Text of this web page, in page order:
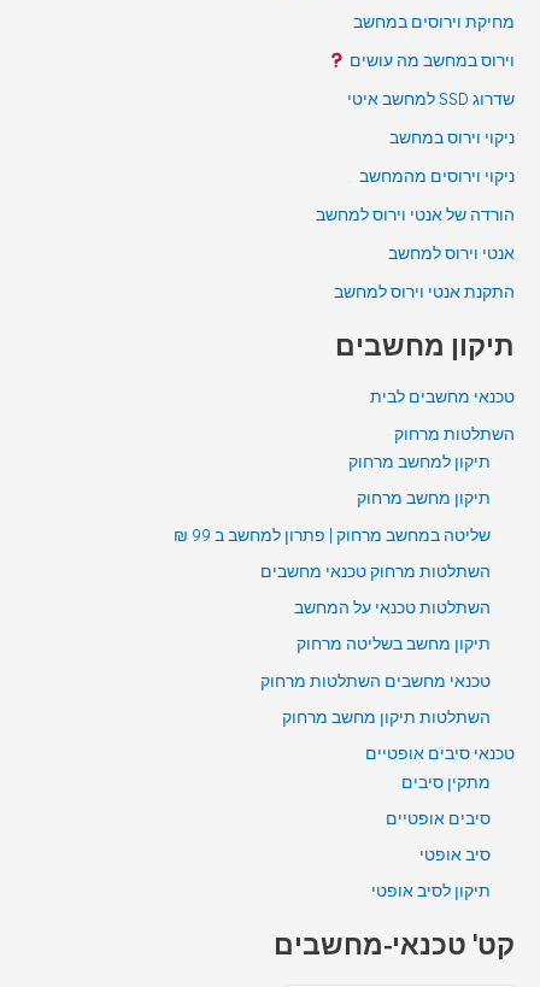
מחיקת וירוסים במחשב
וירוס במחשב מה עושים
שדרוג SSD למחשב איטי
ניקוי וירוס במחשב
ניקוי וירוסים מהמחשב
הורדה של אנטי וירוס למחשב
אנטי וירוס למחשב
התקנת אנטי וירוס למחשב
תיקון מחשבים
טכנאי מחשבים לבית
השתלטות מרחוק
תיקון למחשב מרחוק
תיקון מחשב מרחוק
שליטה במחשב מרחוק | פתרון למחשב ב 99 ₪
השתלטות מרחוק טכנאי מחשבים
השתלטות טכנאי על המחשב
תיקון מחשב בשליטה מרחוק
טכנאי מחשבים השתלטות מרחוק
השתלטות תיקון מחשב מרחוק
טכנאי סיבים אופטיים
מתקין סיבים
סיבים אופטיים
סיב אופטי
תיקון לסיב אופטי
קט' טכנאי-מחשבים